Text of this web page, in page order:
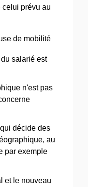
prévu au
de mobilité
salarié est
n'est pas
décide des
au
par exemple
et le nouveau